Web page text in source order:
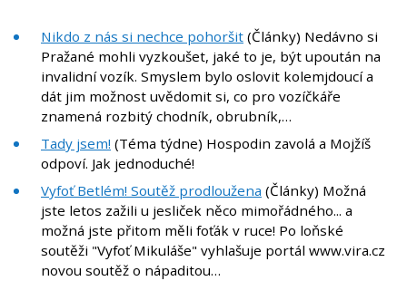
Nikdo z nás si nechce pohoršit (Články) Nedávno si
Pražané mohli vyzkoušet, jaké to je, být upoután na
invalidní vozík. Smyslem bylo oslovit kolemjdoucí a
dát jim možnost uvědomit si, co pro vozíčkáře
znamená rozbitý chodník, obrubník,…
Tady jsem! (Téma týdne) Hospodin zavolá a Mojžíš
odpoví. Jak jednoduché!
Vyfoť Betlém! Soutěž prodloužena (Články) Možná
jste letos zažili u jesliček něco mimořádného... a
možná jste přitom měli foťák v ruce! Po loňské
soutěži "Vyfoť Mikuláše" vyhlašuje portál www.vira.cz
novou soutěž o nápaditou…